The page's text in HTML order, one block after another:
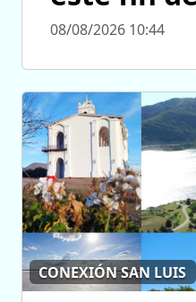
08/08/2026 10:44
CONEXIÓN SAN LUIS